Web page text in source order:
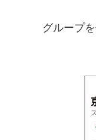
グループ